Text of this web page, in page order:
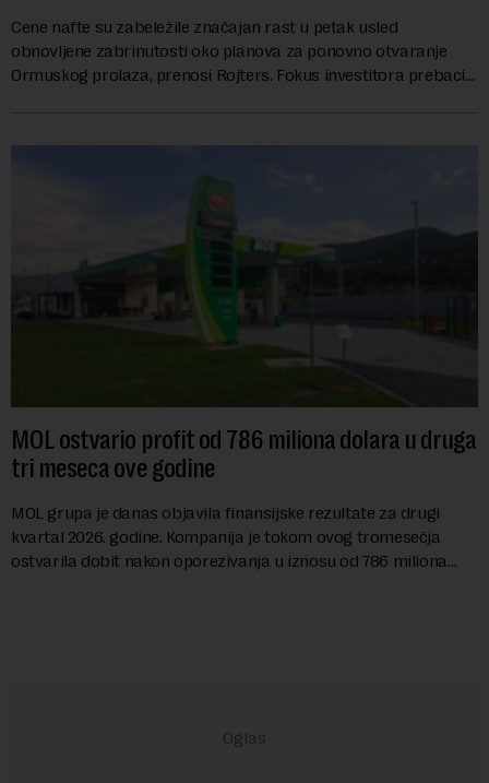
Cene nafte su zabeležile značajan rast u petak usled
obnovljene zabrinutosti oko planova za ponovno otvaranje
Ormuskog prolaza, prenosi Rojters. Fokus investitora prebacio
MOL ostvario profit od 786 miliona dolara u druga
tri meseca ove godine
MOL grupa je danas objavila finansijske rezultate za drugi
kvartal 2026. godine. Kompanija je tokom ovog tromesečja
ostvarila dobit nakon oporezivanja u iznosu od 786 miliona